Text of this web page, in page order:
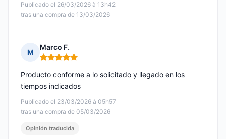
Publicado el 26/03/2026 à 13h42
tras una compra de 13/03/2026
M
Marco F.
Nota: 5 de 5
Publicado el 23/03/2026 à 05h57
tras una compra de 05/03/2026
Producto conforme a lo solicitado y llegado en los
tiempos indicados
Opinión traducida